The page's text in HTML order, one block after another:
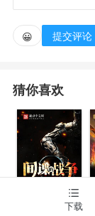
起……
😀 提交评论
猜你喜欢
下载